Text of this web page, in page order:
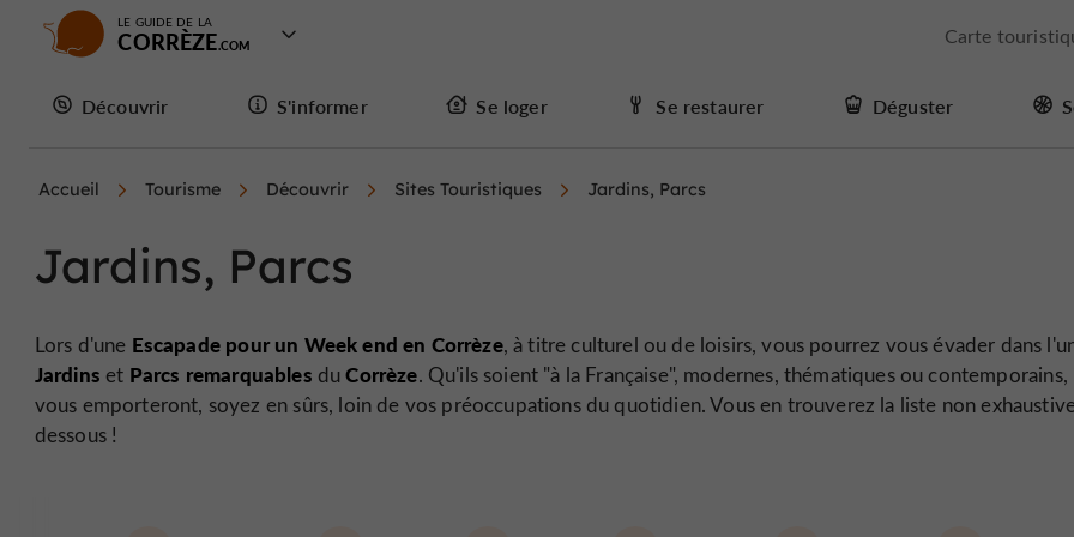
LE GUIDE DE LA
CORRÈZE Carte
Découvrir S'informer Se loger Se restaurer Déguster
Accueil Tourisme Découvrir Sites Touristiques Jardins, Parcs
Jardins, Parcs
Lors d'une Escapade pour un Week end en Corrèze, à titre culturel ou de loisirs, vous pourrez vous évader dans
Jardinset Parcs remarquables duCorrèze. Qu'ils soient "à la Française", modernes, thématiques ou contemporains,
vous emporteront, soyez en sûrs, loin de vos préoccupations du quotidien. Vous en trouverez la liste non
dessous !